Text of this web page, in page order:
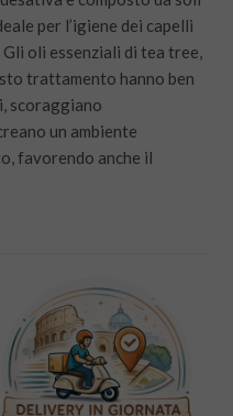
per l’igiene dei capelli
oli essenziali di tea tree,
trattamento hanno ben
scoraggiano
un ambiente
favorendo anche il